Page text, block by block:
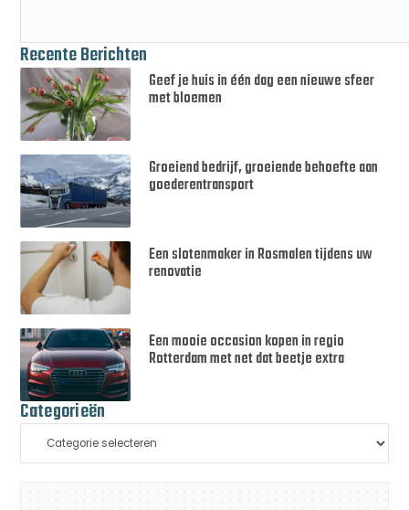
Recente Berichten
Geef je huis in één dag een nieuwe sfeer
met bloemen
Groeiend bedrijf, groeiende behoefte aan
goederentransport
Een slotenmaker in Rosmalen tijdens uw
renovatie
Een mooie occasion kopen in regio
Rotterdam met net dat beetje extra
Categorieën